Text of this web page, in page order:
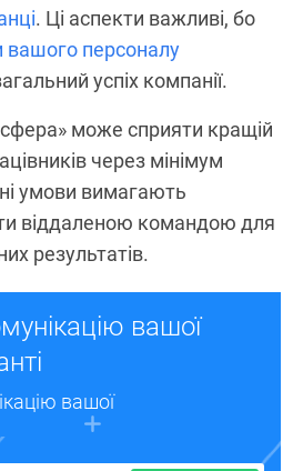
. Ці аспекти важливі, бо
вашого персоналу
успіх компанії.
може сприяти кращій
через мінімум
умови вимагають
віддаленою командою для
результатів.
вашої
вашої